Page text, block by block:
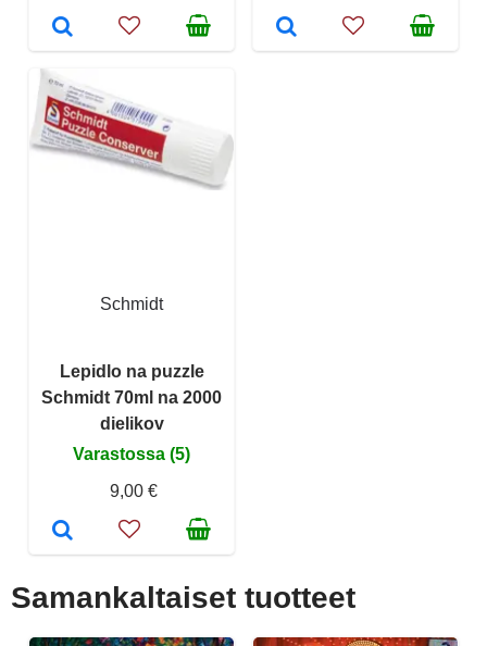
Schmidt
Lepidlo na puzzle
Schmidt 70ml na 2000
dielikov
Varastossa (5)
9,00 €
Samankaltaiset tuotteet